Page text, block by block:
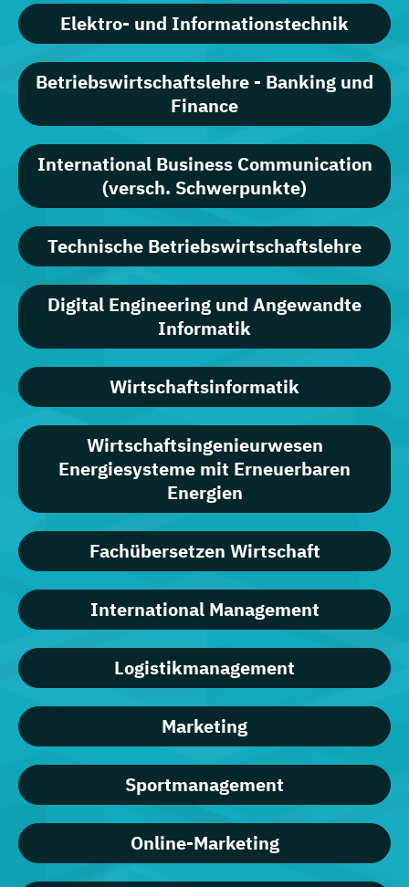
Elektro- und Informationstechnik
Betriebswirtschaftslehre - Banking und
Finance
International Business Communication
(versch. Schwerpunkte)
Technische Betriebswirtschaftslehre
Digital Engineering und Angewandte
Informatik
Wirtschaftsinformatik
Wirtschaftsingenieurwesen
Energiesysteme mit Erneuerbaren
Energien
Fachübersetzen Wirtschaft
International Management
Logistikmanagement
Marketing
Sportmanagement
Online-Marketing